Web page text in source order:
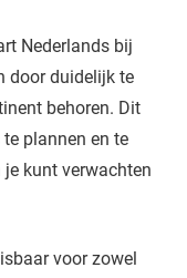
Nederlands bij
door duidelijk te
behoren. Dit
plannen en te
kunt verwachten
voor zowel